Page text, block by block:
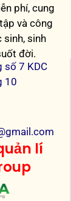
phí, cung
và công
sinh, sinh
đời.
số 7 KDC
10
lí